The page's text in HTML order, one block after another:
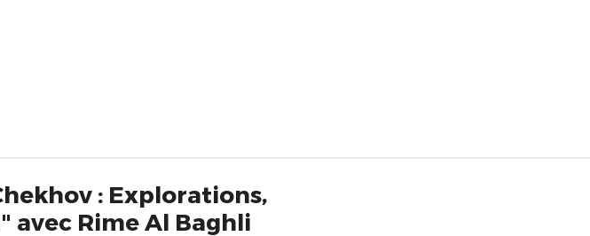
: Explorations,
Rime Al Baghli